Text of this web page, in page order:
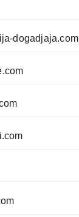
dogadjaja.com